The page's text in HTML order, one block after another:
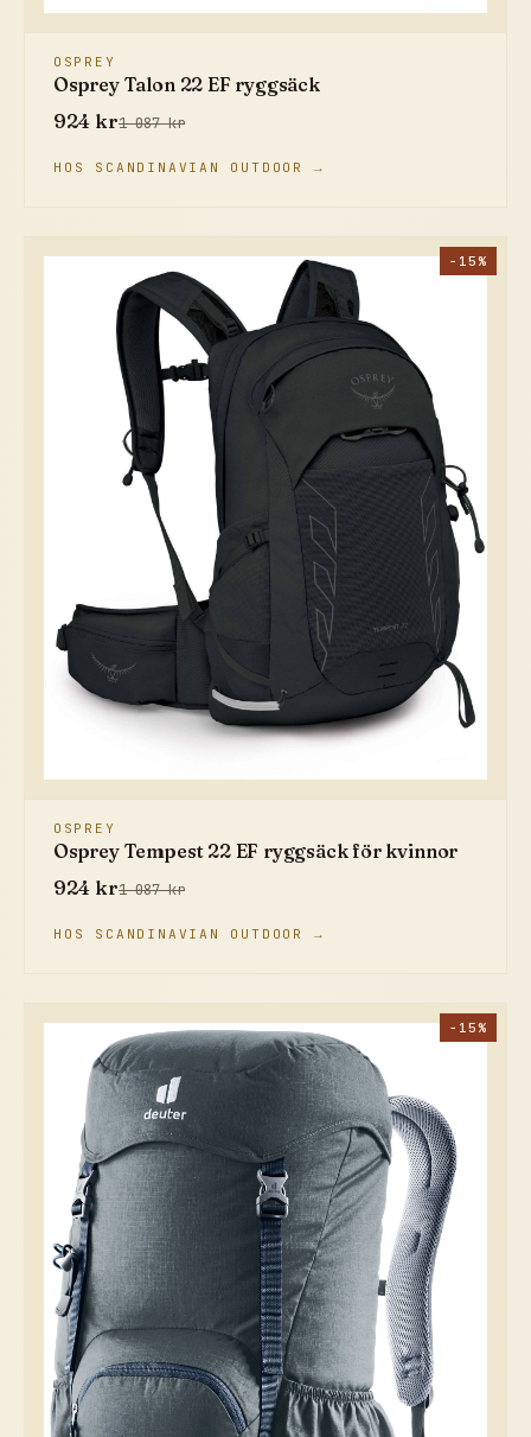
OSPREY
Osprey Talon 22 EF ryggsäck
924 kr1 087 kr
HOS SCANDINAVIAN OUTDOOR →
−15%
OSPREY
Osprey Tempest 22 EF ryggsäck för kvinnor
924 kr1 087 kr
HOS SCANDINAVIAN OUTDOOR →
−15%